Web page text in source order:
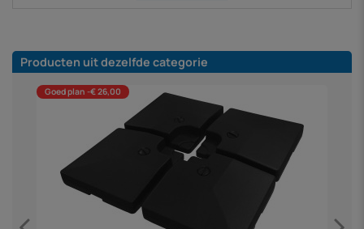
Producten uit dezelfde categorie
Goed plan -€ 26,00